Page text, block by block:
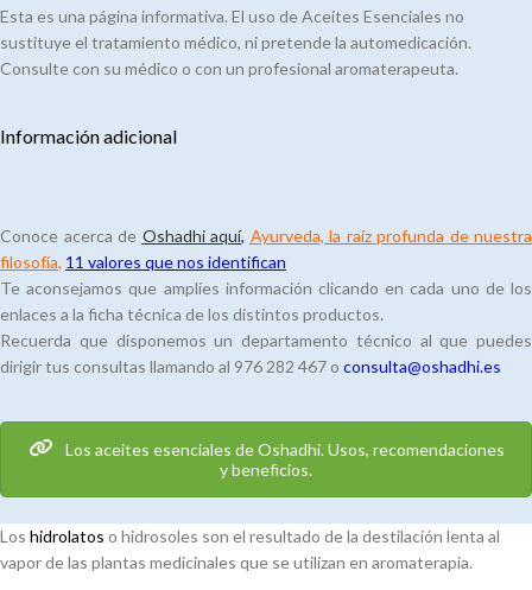
Esta es una página informativa. El uso de Aceites Esenciales no
sustituye el tratamiento médico, ni pretende la automedicación.
Consulte con su médico o con un profesional aromaterapeuta.
Información adicional
Conoce acerca de Oshadhi aquí, Ayurveda, la raíz profunda de nuestra
filosofía, 11 valores que nos identifican
Te aconsejamos que amplíes información clicando en cada uno de los
enlaces a la ficha técnica de los distintos productos.
Recuerda que disponemos un departamento técnico al que puedes
dirigir tus consultas llamando al 976 282 467 o consulta@oshadhi.es
Los aceites esenciales de Oshadhi. Usos, recomendaciones
y beneficios.
Los hidrolatos o hidrosoles son el resultado de la destilación lenta al
vapor de las plantas medicinales que se utilizan en aromaterapia.